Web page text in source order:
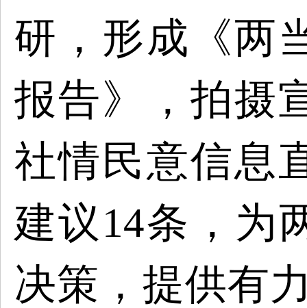
研，形成《两
报告》，拍摄
社情民意信息
建议14条，为
决策，提供有